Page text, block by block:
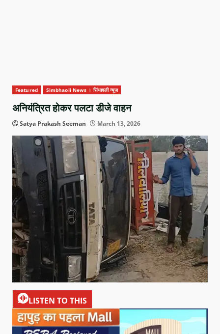
Featured Simbhaoli News । सिंभावली न्यूज़
अनियंत्रित होकर पलटा डीजे वाहन
Satya Prakash Seeman March 13, 2026
LISTEN TO THIS